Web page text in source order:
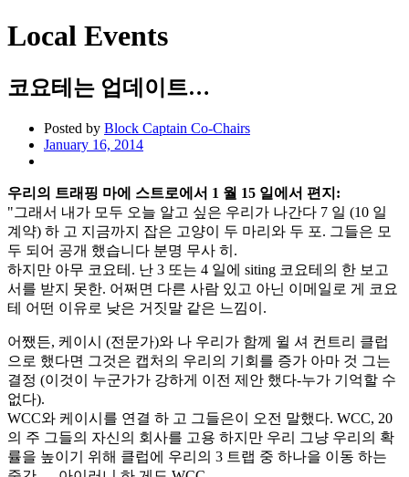
Local Events
코요테는 업데이트…
Posted by Block Captain Co-Chairs
January 16, 2014
우리의 트래핑 마에 스트로에서 1 월 15 일에서 편지:
"그래서 내가 모두 오늘 알고 싶은 우리가 나간다 7 일 (10 일
계약) 하 고 지금까지 잡은 고양이 두 마리와 두 포. 그들은 모
두 되어 공개 했습니다 분명 무사 히.
하지만 아무 코요테. 난 3 또는 4 일에 siting 코요테의 한 보고
서를 받지 못한. 어쩌면 다른 사람 있고 아닌 이메일로 게 코요
테 어떤 이유로 낮은 거짓말 같은 느낌이.
어쨌든, 케이시 (전문가)와 나 우리가 함께 윌 셔 컨트리 클럽
으로 했다면 그것은 캡처의 우리의 기회를 증가 아마 것 그는
결정 (이것이 누군가가 강하게 이전 제안 했다-누가 기억할 수
없다).
WCC와 케이시를 연결 하 고 그들은이 오전 말했다. WCC, 20
의 주 그들의 자신의 회사를 고용 하지만 우리 그냥 우리의 확
률을 높이기 위해 클럽에 우리의 3 트랩 중 하나을 이동 하는